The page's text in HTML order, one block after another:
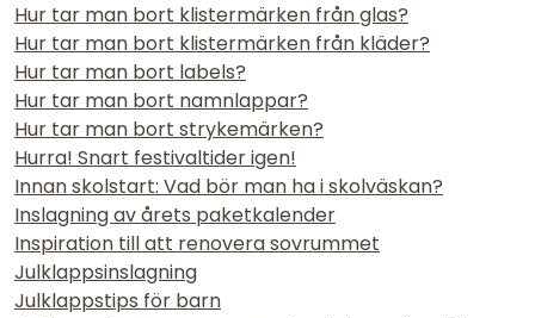
Hur tar man bort klistermärken från glas?
Hur tar man bort klistermärken från kläder?
Hur tar man bort labels?
Hur tar man bort namnlappar?
Hur tar man bort strykemärken?
Hurra! Snart festivaltider igen!
Innan skolstart: Vad bör man ha i skolväskan?
Inslagning av årets paketkalender
Inspiration till att renovera sovrummet
Julklappsinslagning
Julklappstips för barn